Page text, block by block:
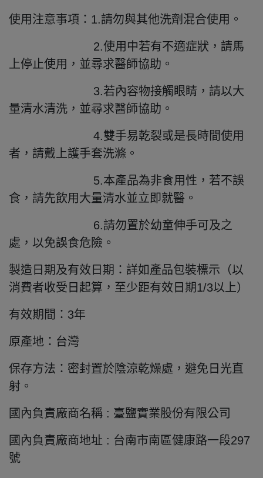
使用注意事項：1.請勿與其他洗劑混合使用。
2.使用中若有不適症狀，請馬
上停止使用，並尋求醫師協助。
3.若內容物接觸眼睛，請以大
量清水清洗，並尋求醫師協助。
4.雙手易乾裂或是長時間使用
者，請戴上護手套洗滌。
5.本產品為非食用性，若不誤
食，請先飲用大量清水並立即就醫。
6.請勿置於幼童伸手可及之
處，以免誤食危險。
製造日期及有效日期：詳如產品包裝標示（以
消費者收受日起算，至少距有效日期1/3以上）
有效期間：3年
原產地：台灣
保存方法：密封置於陰涼乾燥處，避免日光直
射。
國內負責廠商名稱 : 臺鹽實業股份有限公司
國內負責廠商地址 : 台南市南區健康路一段297
號